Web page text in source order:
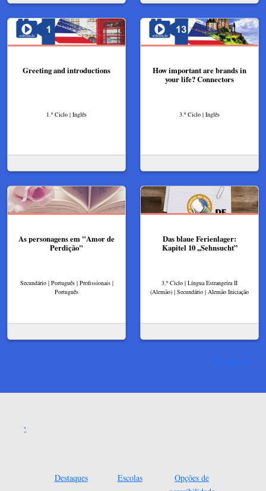
Greeting and introductions
1.º Ciclo | Inglês
How important are brands in
your life? Connectors
3.º Ciclo | Inglês
As personagens em "Amor de
Perdição"
Secundário | Português | Profissionais |
Português
Das blaue Ferienlager:
Kapitel 10 ,,Sehnsucht”
3.º Ciclo | Língua Estrangeira II
(Alemão) | Secundário | Alemão Iniciação
Ver mais
Destaques Escolas
Opções de